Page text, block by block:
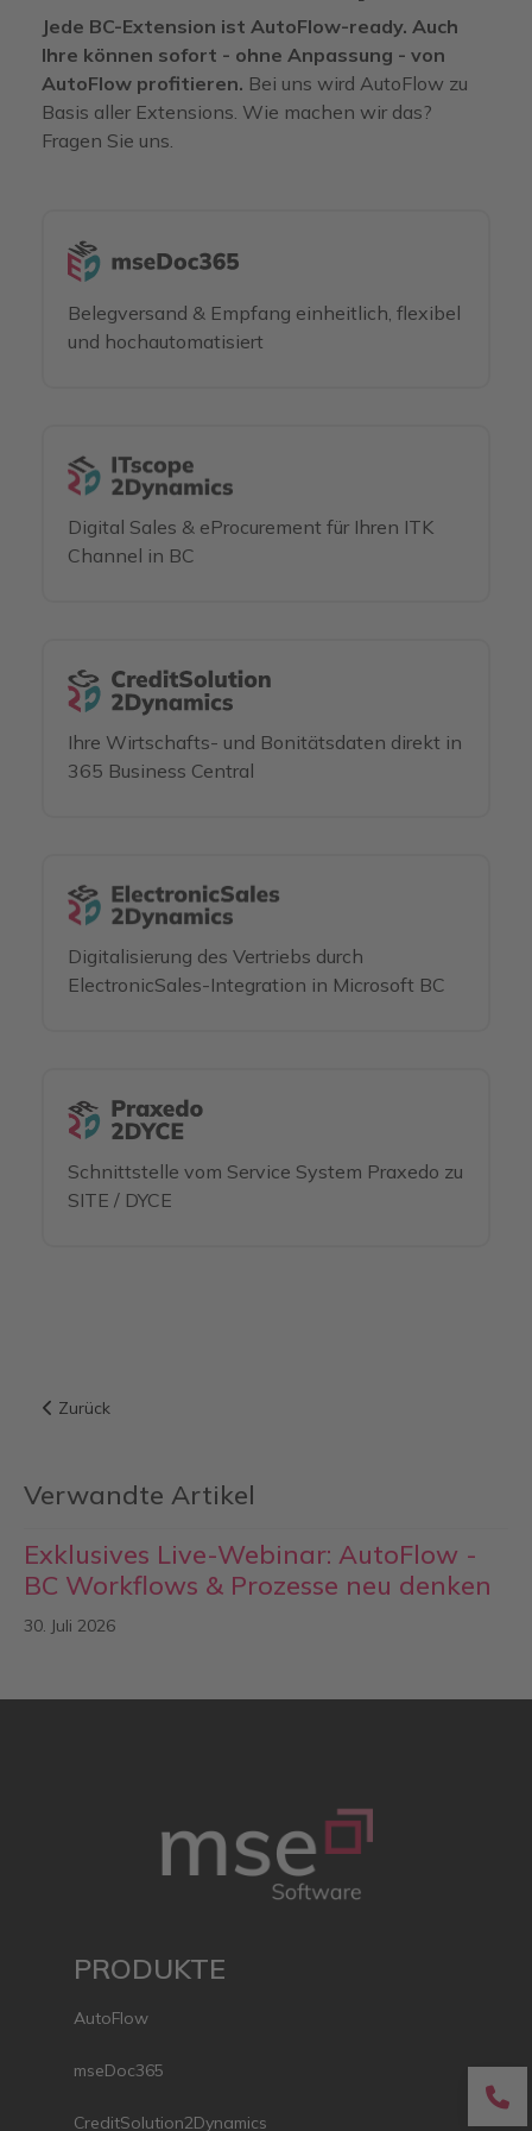
Jede BC-Extension ist AutoFlow-ready. Auch
Ihre können sofort - ohne Anpassung - von
AutoFlow profitieren. Bei uns wird AutoFlow zu
Basis aller Extensions. Wie machen wir das?
Fragen Sie uns.
Belegversand & Empfang einheitlich, flexibel
und hochautomatisiert
Digital Sales & eProcurement für Ihren ITK
Channel in BC
Ihre Wirtschafts- und Bonitätsdaten direkt in
365 Business Central
Digitalisierung des Vertriebs durch
ElectronicSales-Integration in Microsoft BC
Schnittstelle vom Service System Praxedo zu
SITE / DYCE
Vorheriger Beitrag: Exklusives Live-Webinar: AutoFlow - BC
Zurück
Verwandte Artikel
Exklusives Live-Webinar: AutoFlow -
BC Workflows & Prozesse neu denken
30. Juli 2026
PRODUKTE
AutoFlow
mseDoc365
CreditSolution2Dynamics